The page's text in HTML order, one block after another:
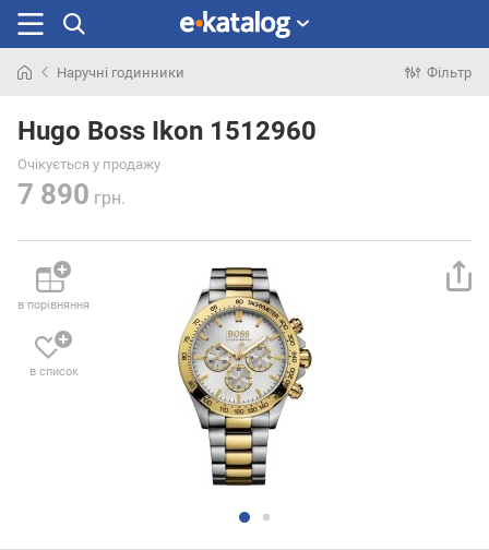
раніше
Наручні годинники Фільтр
Hugo Boss Ikon 1512960
Очікується у продажу
7 890 грн.
в порівняння
в список